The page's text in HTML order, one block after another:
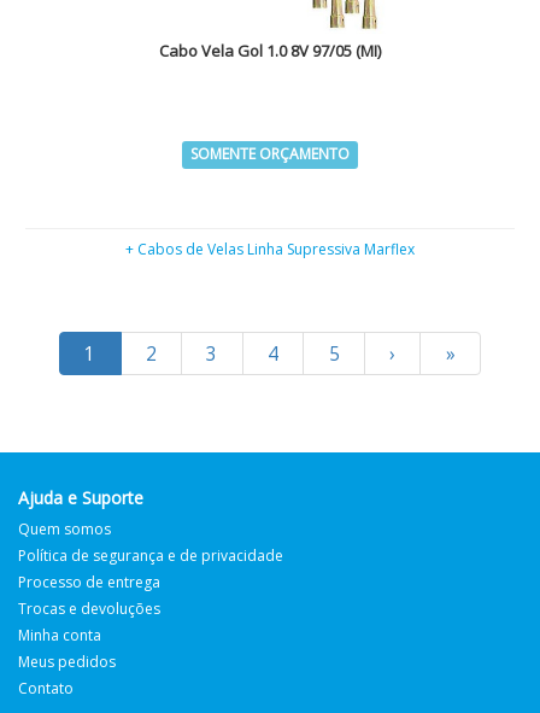
Cabo Vela Gol 1.0 8V 97/05 (MI)
SOMENTE ORÇAMENTO
+ Cabos de Velas Linha Supressiva Marflex
1 2 3 4 5 › »
Ajuda e Suporte
Quem somos
Política de segurança e de privacidade
Processo de entrega
Trocas e devoluções
Minha conta
Meus pedidos
Contato